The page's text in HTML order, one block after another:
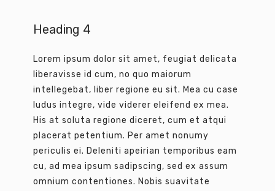
Heading 4
Lorem ipsum dolor sit amet, feugiat delicata
liberavisse id cum, no quo maiorum
intellegebat, liber regione eu sit. Mea cu case
ludus integre, vide viderer eleifend ex mea.
His at soluta regione diceret, cum et atqui
placerat petentium. Per amet nonumy
periculis ei. Deleniti apeirian temporibus eam
cu, ad mea ipsum sadipscing, sed ex assum
omnium contentiones. Nobis suavitate